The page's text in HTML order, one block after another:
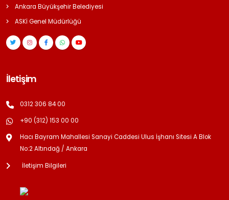
Ankara Büyükşehir Belediyesi
ASKİ Genel Müdürlüğü
İletişim
0312 306 84 00
+90 (312) 153 00 00
Hacı Bayram Mahallesi Sanayi Caddesi Ulus İşhanı Sitesi A Blok
No:2 Altındağ / Ankara
İletişim Bilgileri